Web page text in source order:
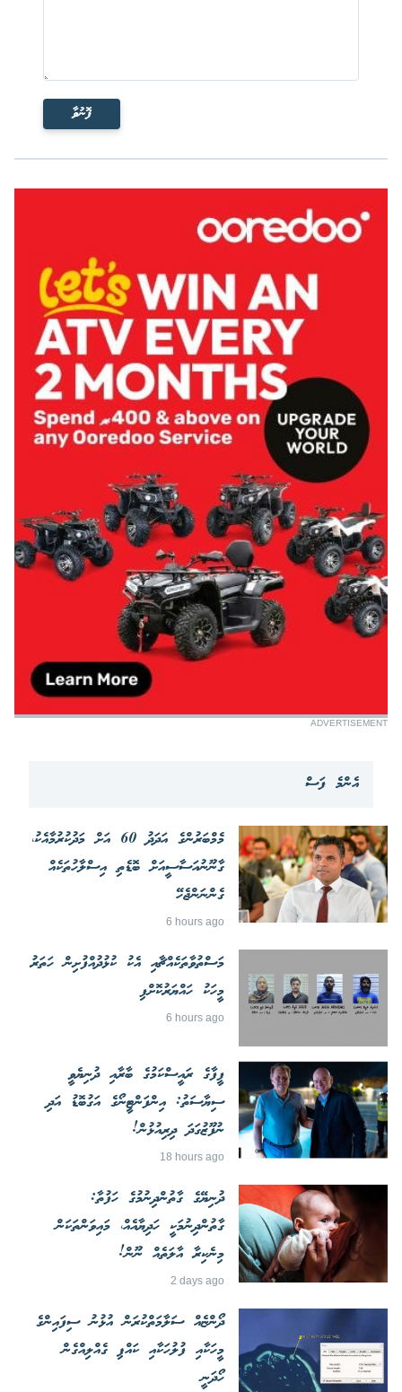
ފޮނުވާ
ADVERTISEMENT
އެންމެ ފަސް
މެމްބަރުންގެ އަދަދު 60 އަށް މަދުކުރުމާއެކު،
ގާނޫނުއަސާސީއަށް ބޮޑެތި އިސްލާހުތަކެއް
ގެންނަންޖެހޭ
6 hours ago
މަސްތުވާތަކެއްޗާއި އެކު ކުޅުދުއްފުށިން ހަތަރު
މީހަކު ހައްޔަރުކޮށްފި
6 hours ago
ފީފާގެ ރައީސްކަމުގެ ބާރާއި ދުނިޔެވީ
ސިޔާސަތު: އިންފަންޓީނޯގެ އަގުބޮޑު އަދި
ނުފޫޒުގަދަ ދިރިއުޅުން!
18 hours ago
ދުނިޔޭގެ ގާތުންދިނުމުގެ ހަފުތާ:
ގާތުންދިނުމަކީ ހަދިޔާއެއް، މައިވަންތަކަން
މިނެކިރާ އާލަތެއް ނޫން!
2 days ago
ދޯންޏެއް ސަލާމަތްކުރަން އުޅުނު ސިފައިންގެ
މީހަކާއި ފުލުހަކާއި ކައްޕި ގެއްލިއްގެން
ހޯދަނީ